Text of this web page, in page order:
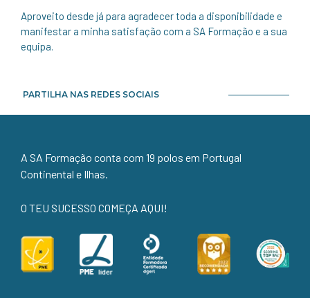
Aproveito desde já para agradecer toda a disponibilidade e
manifestar a minha satisfação com a SA Formação e a sua
equipa.
PARTILHA NAS REDES SOCIAIS
A SA Formação conta com 19 polos em Portugal
Continental e Ilhas.
O TEU SUCESSO COMEÇA AQUI!